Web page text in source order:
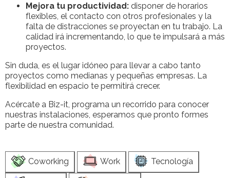
Mejora tu productividad: disponer de horarios
flexibles, el contacto con otros profesionales y la
falta de distracciones se proyectan en tu trabajo. La
calidad irá incrementando, lo que te impulsará a más
proyectos.
Sin duda, es el lugar idóneo para llevar a cabo tanto
proyectos como medianas y pequeñas empresas. La
flexibilidad en espacio te permitirá crecer.
Acércate a Biz-it, programa un recorrido para conocer
nuestras instalaciones, esperamos que pronto formes
parte de nuestra comunidad.
Coworking Work Tecnología